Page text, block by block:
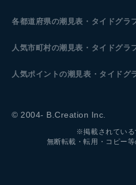
各都道府県の潮見表 ・タイドグラ
人気市町村の潮見表・タイドグラ
人気ポイントの潮見表・タイドグ
© 2004- B.Creation Inc.
※掲載されてい
無断転載・転用・コピー等